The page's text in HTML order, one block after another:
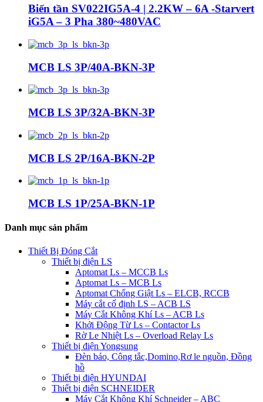
Biến tần SV022IG5A-4 | 2.2KW – 6A -Starvert
iG5A – 3 Pha 380~480VAC
MCB LS 3P/40A-BKN-3P
MCB LS 3P/32A-BKN-3P
MCB LS 2P/16A-BKN-2P
MCB LS 1P/25A-BKN-1P
Danh mục sản phẩm
Thiết Bị Đóng Cắt
Thiết bị điện LS
Aptomat Ls – MCCB Ls
Aptomat Ls – MCB Ls
Aptomat Chống Giật Ls – ELCB, RCCB
Máy cắt cố định LS – ACB LS
Máy Cắt Không Khí Ls – ACB Ls
Khởi Động Từ Ls – Contactor Ls
Rờ Le Nhiệt Ls – Overload Relay Ls
Thiết bị điện Yongsung
Đèn báo, Công tắc,Domino,Rơ le nguồn, Đồng
hồ
Thiết bị điện HYUNDAI
Thiết bị điện SCHNEIDER
Máy Cắt Không Khí Schneider – ABC